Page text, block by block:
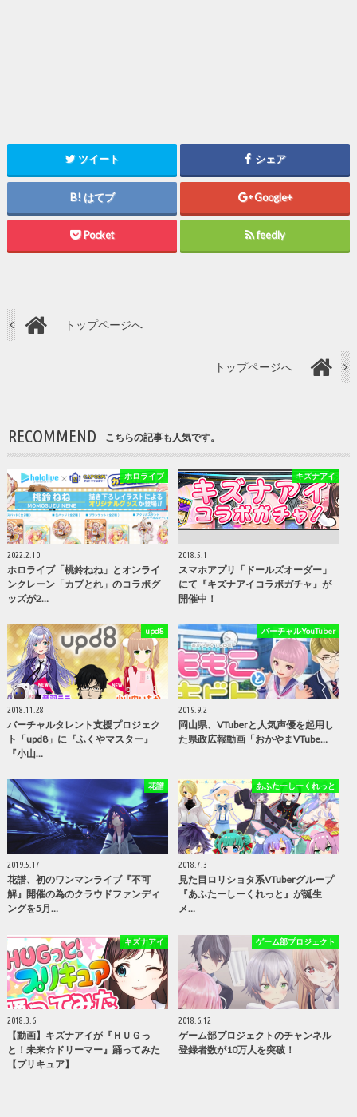
ツイート シェア
はてブ Google+
Pocket feedly
トップページへ
トップページへ
RECOMMEND こちらの記事も人気です。
ホロライブ
2022.2.10
ホロライブ「桃鈴ねね」とオンライ
ンクレーン「カプとれ」のコラボグ
ッズが2…
キズナアイ
2018.5.1
スマホアプリ「ドールズオーダー」
にて『キズナアイコラボガチャ』が
開催中！
upd8
2018.11.28
バーチャルタレント支援プロジェク
ト「upd8」に『ふくやマスター』
『小山…
バーチャルYouTuber
2019.9.2
岡山県、VTuberと人気声優を起用し
た県政広報動画「おかやまVTube…
花譜
2019.5.17
花譜、初のワンマンライブ『不可
解』開催の為のクラウドファンディ
ングを5月…
あふたーしーくれっと
2018.7.3
見た目ロリショタ系VTuberグループ
『あふたーしーくれっと』が誕生
メ…
キズナアイ
2018.3.6
【動画】キズナアイが『ＨＵＧっ
と！未来☆ドリーマー』踊ってみた
【プリキュア】
ゲーム部プロジェクト
2018.6.12
ゲーム部プロジェクトのチャンネル
登録者数が10万人を突破！